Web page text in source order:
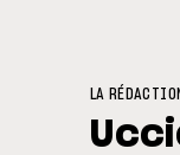
LA